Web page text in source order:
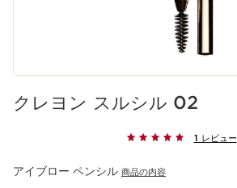
クレヨン スルシル 02
1 レビュー
アイブロー ペンシル 商品の内容